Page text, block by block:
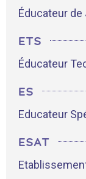
Éducateur
ETS
Éducateur
ES
Educateur
ESAT